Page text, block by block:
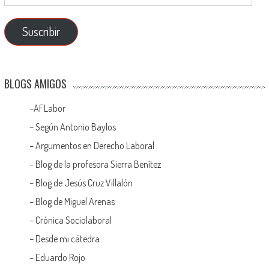
Suscribir
BLOGS AMIGOS
–AFLabor
– Según Antonio Baylos
–Argumentos en Derecho Laboral
– Blog de la profesora Sierra Benítez
– Blog de Jesús Cruz Villalón
– Blog de Miguel Arenas
– Crónica Sociolaboral
– Desde mi cátedra
– Eduardo Rojo